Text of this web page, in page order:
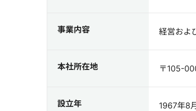
事業内容 経営およ
本社所在地 〒105-
設立年 1967年8